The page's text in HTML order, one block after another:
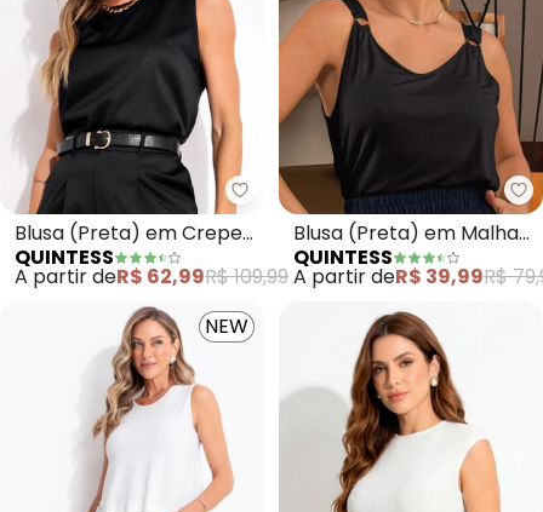
Quintess - Blusa (Preta) em
Blusa (Preta) em Crepe
Plano Acetinado
QUINTESS
A partir deR$ 62,99R$ 109,99
Blusa (Preta) em Malha
de Viscose
QUINTESS
A partir deR$ 39,99R$
NEW